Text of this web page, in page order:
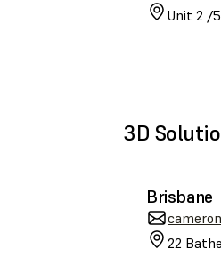
Unit 2 /
3D
Brisbane
22